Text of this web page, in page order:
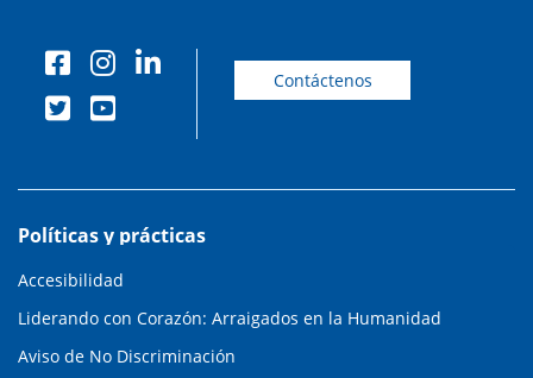
Contáctenos
Políticas y prácticas
Accesibilidad
Liderando con Corazón: Arraigados en la Humanidad
Aviso de No Discriminación